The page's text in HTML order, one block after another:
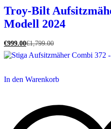
Troy-Bilt
Modell 2024
€999.00€1,799.00
In den Warenkorb